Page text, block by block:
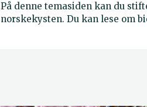
På denne temasiden kan du
norskekysten. Du kan lese om